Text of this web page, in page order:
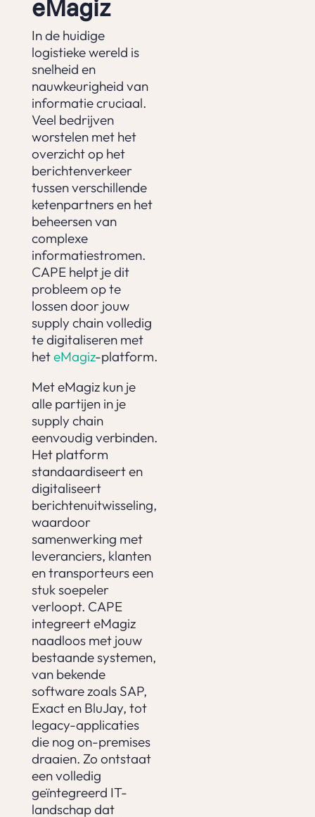
eMagiz
In de huidige
logistieke wereld is
snelheid en
nauwkeurigheid van
informatie cruciaal.
Veel bedrijven
worstelen met het
overzicht op het
berichtenverkeer
tussen verschillende
ketenpartners en het
beheersen van
complexe
informatiestromen.
CAPE helpt je dit
probleem op te
lossen door jouw
supply chain volledig
te digitaliseren met
heteMagiz-platform.
Met eMagiz kun je
alle partijen in je
supply chain
eenvoudig verbinden.
Het platform
standaardiseert en
digitaliseert
berichtenuitwisseling,
waardoor
samenwerking met
leveranciers, klanten
en transporteurs een
stuk soepeler
verloopt. CAPE
integreert eMagiz
naadloos met jouw
bestaande systemen,
van bekende
software zoals SAP,
Exact en BluJay, tot
legacy-applicaties
die nog on-premises
draaien. Zo ontstaat
een volledig
geïntegreerd IT-
landschap dat